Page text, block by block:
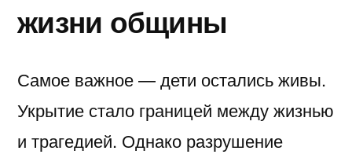
жизни общины
Самое важное — дети остались живы.
Укрытие стало границей между жизнью
и трагедией. Однако разрушение